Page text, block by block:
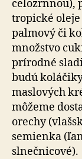
celozrnnou),
tropické
palmový či
množstvo
prírodné
budú
maslových
môžeme
orechy
semienka
slnečnicové).